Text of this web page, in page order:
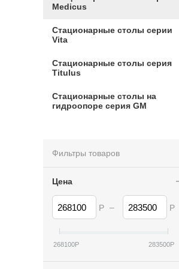
Medicus
Стационарные столы серии
Vita
Стационарные столы серия
Titulus
Стационарные столы на
гидроопоре серия GM
Фильтры товаров
Цена
Р – Р
268100Р 283500Р